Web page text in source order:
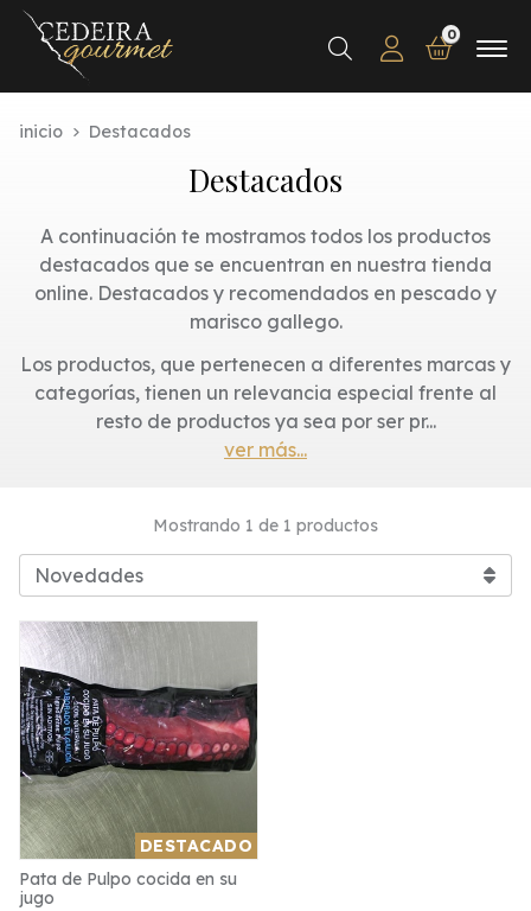
Buscar
0
inicio Destacados
Destacados
A continuación te mostramos todos los productos
destacados que se encuentran en nuestra tienda
online. Destacados y recomendados en pescado y
marisco gallego.
Los productos, que pertenecen a diferentes marcas y
categorías, tienen un relevancia especial frente al
resto de productos ya sea por ser pr...
ver más...
Mostrando 1 de 1 productos
DESTACADO
Pata de Pulpo cocida en su
jugo